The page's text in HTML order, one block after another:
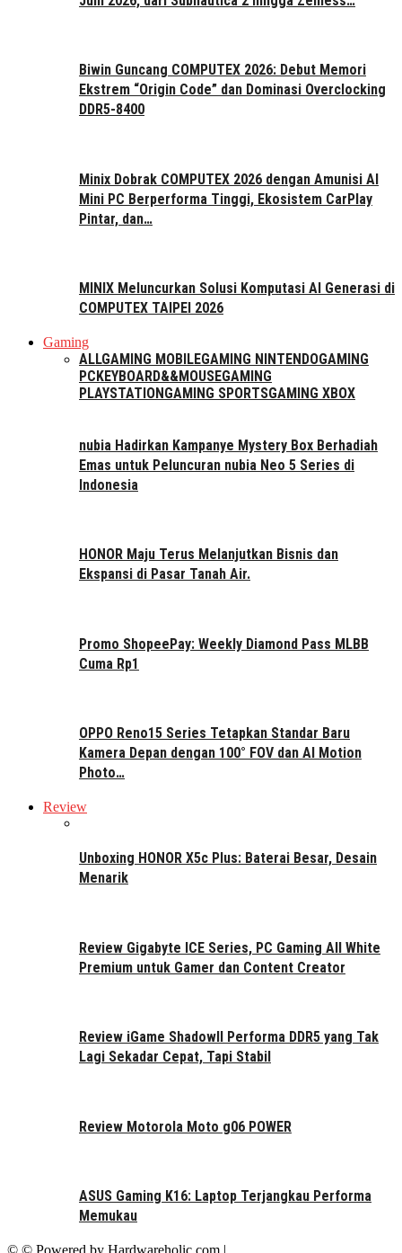
Biwin Guncang COMPUTEX 2026: Debut Memori
Ekstrem “Origin Code” dan Dominasi Overclocking
DDR5-8400
Minix Dobrak COMPUTEX 2026 dengan Amunisi AI
Mini PC Berperforma Tinggi, Ekosistem CarPlay
Pintar, dan…
MINIX Meluncurkan Solusi Komputasi AI Generasi di
COMPUTEX TAIPEI 2026
Gaming
ALLGAMING MOBILEGAMING NINTENDOGAMING
PCKEYBOARD&&MOUSEGAMING
PLAYSTATIONGAMING SPORTSGAMING XBOX
nubia Hadirkan Kampanye Mystery Box Berhadiah
Emas untuk Peluncuran nubia Neo 5 Series di
Indonesia
HONOR Maju Terus Melanjutkan Bisnis dan
Ekspansi di Pasar Tanah Air.
Promo ShopeePay: Weekly Diamond Pass MLBB
Cuma Rp1
OPPO Reno15 Series Tetapkan Standar Baru
Kamera Depan dengan 100° FOV dan AI Motion
Photo…
Review
Unboxing HONOR X5c Plus: Baterai Besar, Desain
Menarik
Review Gigabyte ICE Series, PC Gaming All White
Premium untuk Gamer dan Content Creator
Review iGame ShadowII Performa DDR5 yang Tak
Lagi Sekadar Cepat, Tapi Stabil
Review Motorola Moto g06 POWER
ASUS Gaming K16: Laptop Terjangkau Performa
Memukau
© © Powered by Hardwareholic.com |